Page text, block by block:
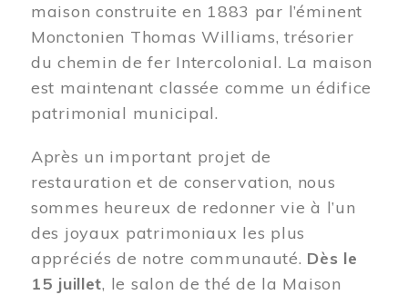
maison construite en 1883 par l’éminent
Monctonien Thomas Williams, trésorier
du chemin de fer Intercolonial. La maison
est maintenant classée comme un édifice
patrimonial municipal.
Après un important projet de
restauration et de conservation, nous
sommes heureux de redonner vie à l’un
des joyaux patrimoniaux les plus
appréciés de notre communauté. Dès le
15 juillet, le salon de thé de la Maison